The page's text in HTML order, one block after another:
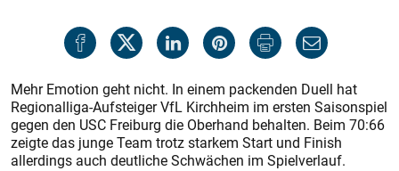
Mehr Emotion geht nicht. In einem packenden Duell hat
Regionalliga-Aufsteiger VfL Kirchheim im ersten Saisonspiel
gegen den USC Freiburg die Oberhand behalten. Beim 70:66
zeigte das junge Team trotz starkem Start und Finish
allerdings auch deutliche Schwächen im Spielverlauf.